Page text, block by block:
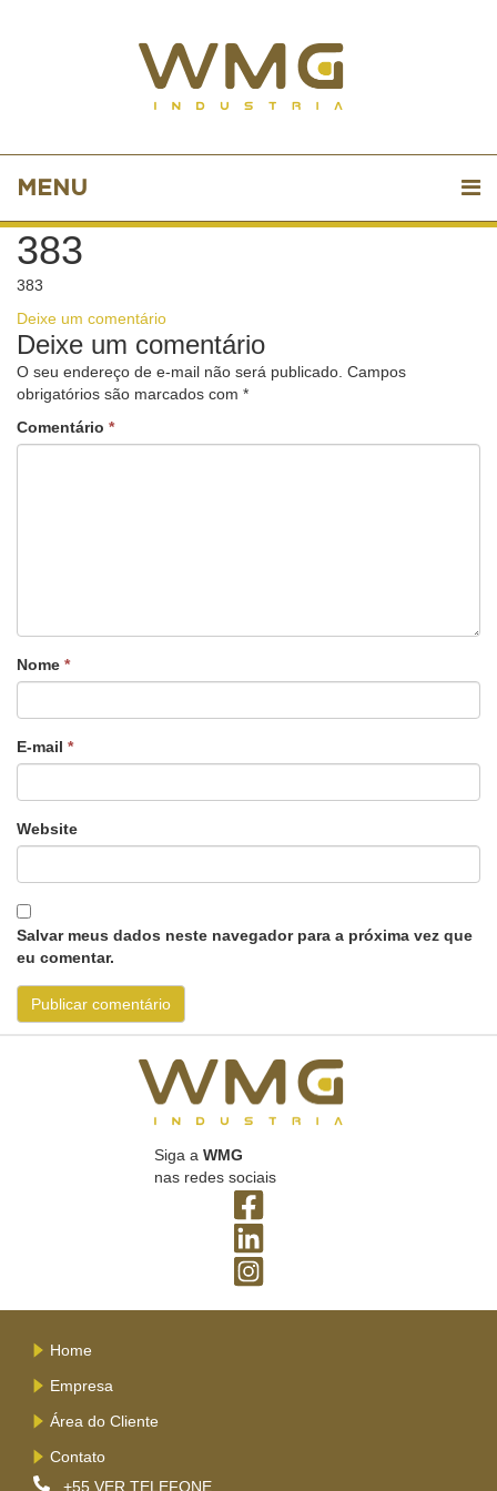
MENU
383
383
Deixe um comentário
Deixe um comentário
O seu endereço de e-mail não será publicado. Campos
obrigatórios são marcados com *
Comentário *
Nome *
E-mail *
Website
Salvar meus dados neste navegador para a próxima vez que
eu comentar.
Siga a WMG
nas redes sociais
Home
Empresa
Área do Cliente
Contato
+55 VER TELEFONE